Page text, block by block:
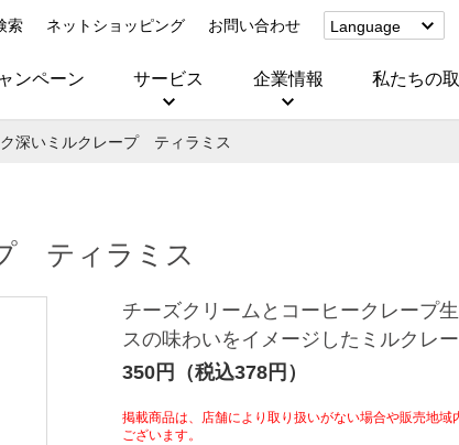
索 ネットショッピング お問い合わせ
Language
(Corporate)
ンペーン サービス 企業情報 私たちの
深いミルクレープ ティラミス
ティラミス
チーズクリームとコーヒークレープ
スの味わいをイメージしたミルクレー
350円（税込378円）
掲載商品は、店舗により取り扱いがない場合や販売地域
ございます。